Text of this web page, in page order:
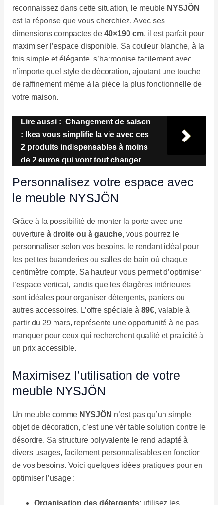
reconnaissez dans cette situation, le meuble NYSJÖN
est la réponse que vous cherchiez. Avec ses
dimensions compactes de 40×190 cm, il est parfait pour
maximiser l’espace disponible. Sa couleur blanche, à la
fois simple et élégante, s’harmonise facilement avec
n’importe quel style de décoration, ajoutant une touche
de raffinement même à la pièce la plus fonctionnelle de
votre maison.
Lire aussi : Changement de saison
: Ikea vous simplifie la vie avec ces
2 produits indispensables à moins
de 2 euros qui vont tout changer
Personnalisez votre espace avec
le meuble NYSJÖN
Grâce à la possibilité de monter la porte avec une
ouverture à droite ou à gauche, vous pourrez le
personnaliser selon vos besoins, le rendant idéal pour
les petites buanderies ou salles de bain où chaque
centimètre compte. Sa hauteur vous permet d’optimiser
l’espace vertical, tandis que les étagères intérieures
sont idéales pour organiser détergents, paniers ou
autres accessoires. L’offre spéciale à 89€, valable à
partir du 29 mars, représente une opportunité à ne pas
manquer pour ceux qui recherchent qualité et praticité à
un prix accessible.
Maximisez l’utilisation de votre
meuble NYSJÖN
Un meuble comme NYSJÖN n’est pas qu’un simple
objet de décoration, c’est une véritable solution contre le
désordre. Sa structure polyvalente le rend adapté à
divers usages, facilement personnalisables en fonction
de vos besoins. Voici quelques idées pratiques pour en
optimiser l’usage :
Organisation des détergents: utilisez les